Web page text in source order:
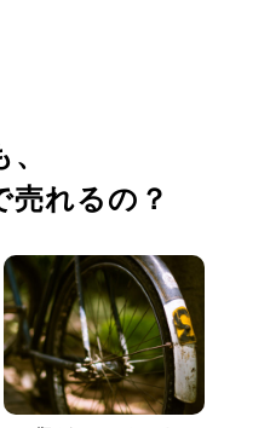
売れるの？